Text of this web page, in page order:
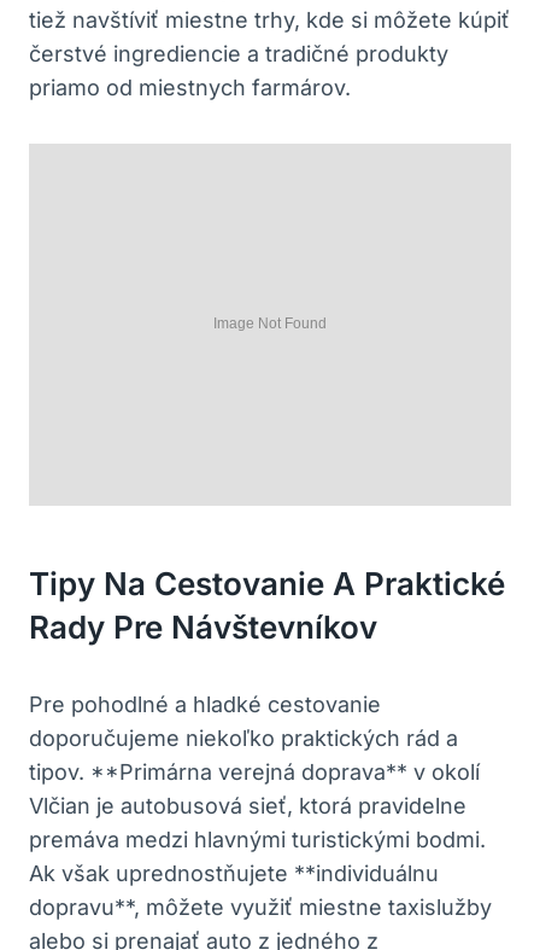
tiež navštíviť⁣ miestne trhy,‍ kde si môžete kúpiť⁣
čerstvé ingrediencie a tradičné produkty
priamo ⁢od miestnych farmárov.
Tipy Na Cestovanie‍ A Praktické
Rady ⁤pre Návštevníkov
Pre pohodlné a hladké cestovanie
doporučujeme niekoľko praktických rád a
tipov. **Primárna verejná doprava** v okolí
‍Vlčian je autobusová sieť, ktorá pravidelne
premáva medzi hlavnými turistickými bodmi.
Ak však uprednostňujete **individuálnu
⁣dopravu**, môžete využiť⁤ miestne taxislužby
⁣alebo si prenajať ⁣auto z jedného⁤ z